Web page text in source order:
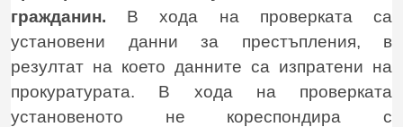
гражданин. В хода на проверката са
установени данни за престъпления, в
резултат на което данните са изпратени на
прокуратурата. В хода на проверката
установеното не кореспондира с